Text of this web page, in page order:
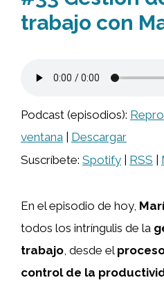
trabajo con
Podcast (episodios):
ventana
Descargar
Suscríbete: Spotify RSS
En el episodio de hoy,
todos los intríngulis de la
trabajo, desde el
control de la